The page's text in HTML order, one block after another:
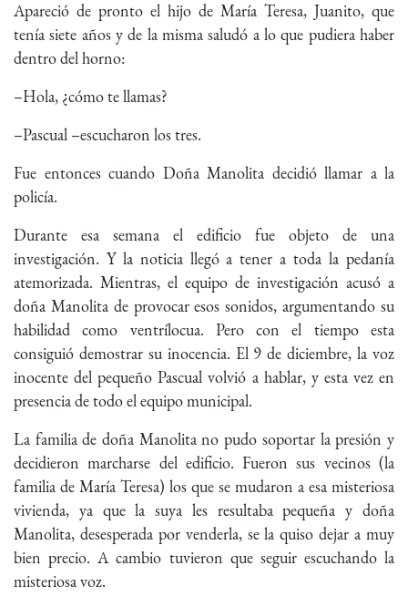
Apareció de pronto el hijo de María Teresa, Juanito, que
tenía siete años y de la misma saludó a lo que pudiera haber
dentro del horno:
–Hola, ¿cómo te llamas?
–Pascual –escucharon los tres.
Fue entonces cuando Doña Manolita decidió llamar a la
policía.
Durante esa semana el edificio fue objeto de una
investigación. Y la noticia llegó a tener a toda la pedanía
atemorizada. Mientras, el equipo de investigación acusó a
doña Manolita de provocar esos sonidos, argumentando su
habilidad como ventrílocua. Pero con el tiempo esta
consiguió demostrar su inocencia. El 9 de diciembre, la voz
inocente del pequeño Pascual volvió a hablar, y esta vez en
presencia de todo el equipo municipal.
La familia de doña Manolita no pudo soportar la presión y
decidieron marcharse del edificio. Fueron sus vecinos (la
familia de María Teresa) los que se mudaron a esa misteriosa
vivienda, ya que la suya les resultaba pequeña y doña
Manolita, desesperada por venderla, se la quiso dejar a muy
bien precio. A cambio tuvieron que seguir escuchando la
misteriosa voz.